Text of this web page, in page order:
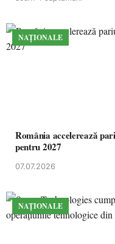
NAȚIONALE
România accelerează
pentru 2027
07.07.2026
NAȚIONALE